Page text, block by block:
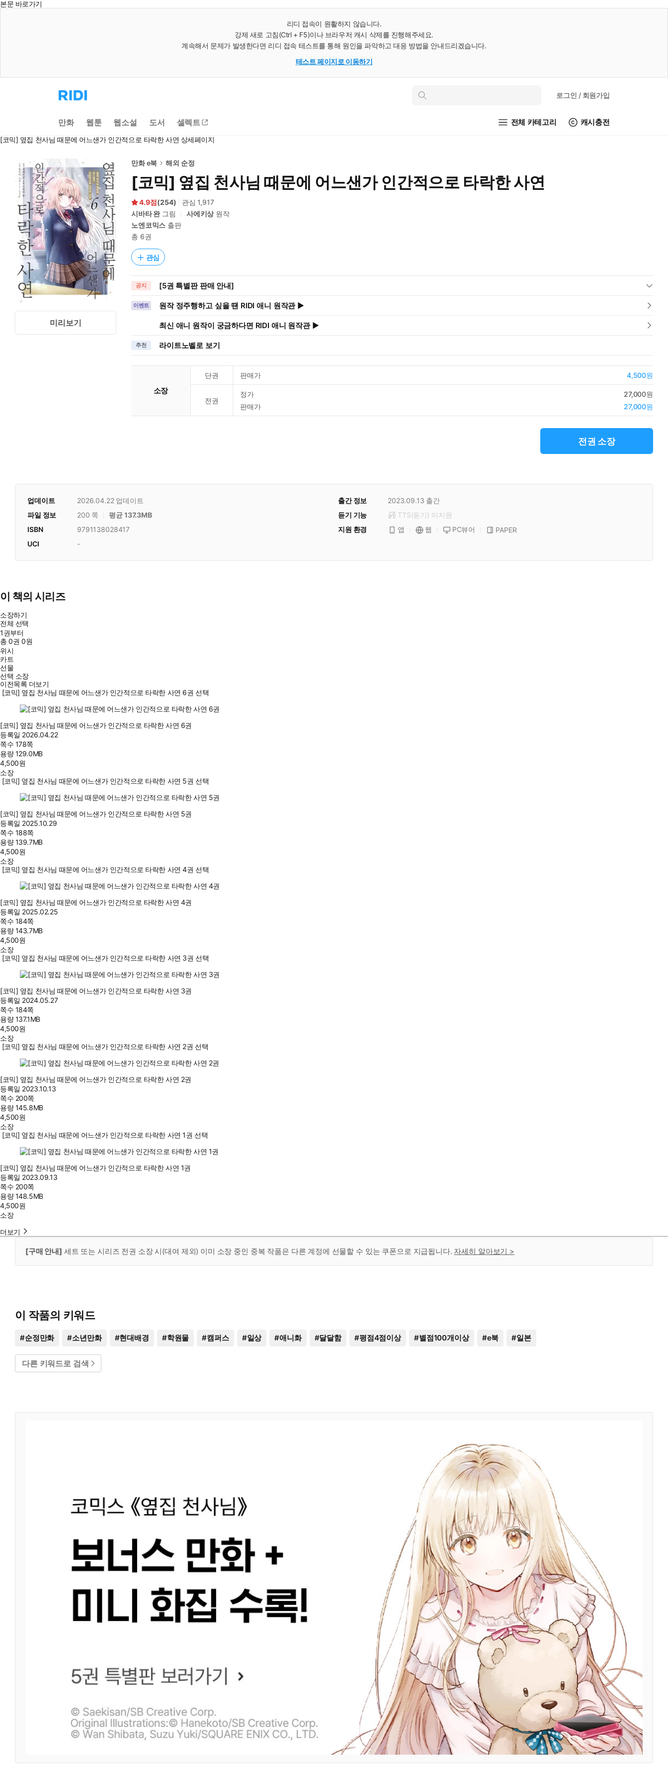
본문 바로가기
리디 접속이 원활하지 않습니다.
강제 새로 고침(Ctrl + F5)이나 브라우저 캐시 삭제를 진행해주세요.
계속해서 문제가 발생한다면 리디 접속 테스트를 통해 원인을 파악하고 대응 방법을 안내드리겠습니다.
테스트 페이지로 이동하기
리
디
으
로
동
인
로그인 / 회원가입
만화 웹툰 웹소설 도서 셀렉트 전체 카테고리 캐시충전
[코믹] 옆집 천사님 때문에 어느샌가 인간적으로 타락한 사연 상세페이지
미리보기
만화 e북 해외 순정
[코믹] 옆집 천사님 때문에 어느샌가 인간적으로 타락한 사연
4.9 (254) 관심 1,917
시바타 완그림 사에키상원작
노엔코믹스 출판
총 6권
관심
공지 [5권 특별판 판매 안내]
이벤트 원작 정주행하고 싶을 땐 RIDI 애니 원작관 ▶
최신 애니 원작이 궁금하다면 RIDI 애니 원작관 ▶
추천 라이트노벨로 보기
소장
단권 판매가 4,500원
전권
정가
27,000원
판매가
27,000원
전권 소장
업데이트 2026.04.22업데이트 출간 정보 2023.09.13 출간
듣기 기능
TTS(듣기) 미지원
파일 정보 200 쪽
평균 137.3MB
지원 환경
앱 웹 PC뷰어 PAPER
ISBN
9791138028417
UCI
-
이 책의 시리즈
소장하기
전체 선택
1권부터
총0권 0원
위시
카트
선물
선택 소장
이전목록 더보기
[코믹] 옆집 천사님 때문에 어느샌가 인간적으로 타락한 사연 6권 선택
[코믹] 옆집 천사님 때문에 어느샌가 인간적으로 타락한 사연 6권
등록일 2026.04.22
쪽수 178쪽
용량129.0MB
4,500원
소장
[코믹] 옆집 천사님 때문에 어느샌가 인간적으로 타락한 사연 5권 선택
[코믹] 옆집 천사님 때문에 어느샌가 인간적으로 타락한 사연 5권
등록일 2025.10.29
쪽수 188쪽
용량139.7MB
4,500원
소장
[코믹] 옆집 천사님 때문에 어느샌가 인간적으로 타락한 사연 4권 선택
[코믹] 옆집 천사님 때문에 어느샌가 인간적으로 타락한 사연 4권
등록일 2025.02.25
쪽수 184쪽
용량143.7MB
4,500원
소장
[코믹] 옆집 천사님 때문에 어느샌가 인간적으로 타락한 사연 3권 선택
[코믹] 옆집 천사님 때문에 어느샌가 인간적으로 타락한 사연 3권
등록일 2024.05.27
쪽수 184쪽
용량137.1MB
4,500원
소장
[코믹] 옆집 천사님 때문에 어느샌가 인간적으로 타락한 사연 2권 선택
[코믹] 옆집 천사님 때문에 어느샌가 인간적으로 타락한 사연 2권
등록일 2023.10.13
쪽수 200쪽
용량145.8MB
4,500원
소장
[코믹] 옆집 천사님 때문에 어느샌가 인간적으로 타락한 사연 1권 선택
[코믹] 옆집 천사님 때문에 어느샌가 인간적으로 타락한 사연 1권
등록일 2023.09.13
쪽수 200쪽
용량148.5MB
4,500원
소장
더보기
[구매 안내] 세트 또는 시리즈 전권 소장 시(대여 제외) 이미 소장 중인 중복 작품은 다른 계정에 선물할 수 있는 쿠폰으로 지급됩니다. 자세히 알아보기 >
이 작품의 키워드
#순정만화 #소년만화 #현대배경 #학원물 #캠퍼스 #일상 #애니화 #달달함 #평점4점이상 #별점100개이상 #e북 #일본
다른 키워드로 검색